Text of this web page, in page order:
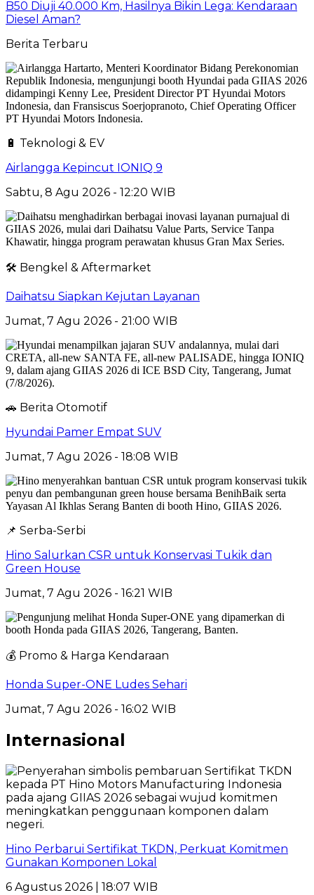
B50 Diuji 40.000 Km, Hasilnya Bikin Lega: Kendaraan
Diesel Aman?
Berita Terbaru
🔋 Teknologi & EV
Airlangga Kepincut IONIQ 9
Sabtu, 8 Agu 2026 - 12:20 WIB
🛠️ Bengkel & Aftermarket
Daihatsu Siapkan Kejutan Layanan
Jumat, 7 Agu 2026 - 21:00 WIB
🚗 Berita Otomotif
Hyundai Pamer Empat SUV
Jumat, 7 Agu 2026 - 18:08 WIB
📌 Serba-Serbi
Hino Salurkan CSR untuk Konservasi Tukik dan
Green House
Jumat, 7 Agu 2026 - 16:21 WIB
💰 Promo & Harga Kendaraan
Honda Super-ONE Ludes Sehari
Jumat, 7 Agu 2026 - 16:02 WIB
Internasional
Hino Perbarui Sertifikat TKDN, Perkuat Komitmen
Gunakan Komponen Lokal
6 Agustus 2026 | 18:07 WIB